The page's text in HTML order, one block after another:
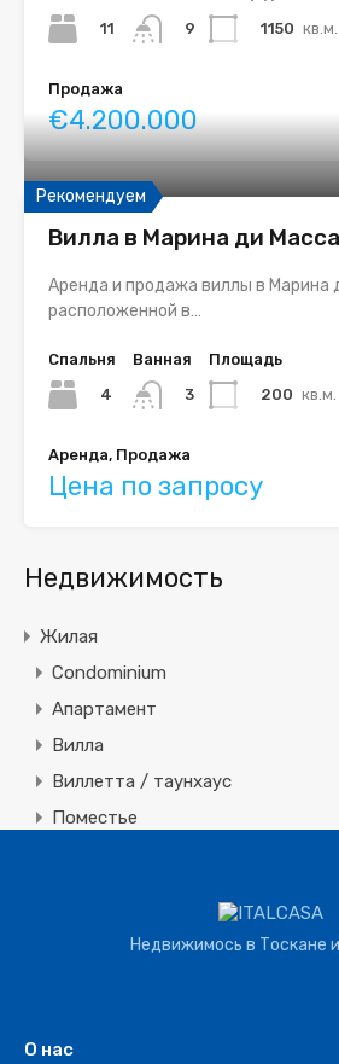
11
9
1150 кв.м.
Продажа
€4.200.000
Рекомендуем
Вилла в Марина ди Масса
Аренда и продажа виллы в Марина
расположенной в…
Спальня
4
Ванная
3
Площадь
200 кв.м.
Аренда, Продажа
Цена по запросу
Недвижимость
Жилая
Condominium
Апартамент
Вилла
Виллетта / таунхаус
Поместье
Недвижимось в Тоскане
О нас